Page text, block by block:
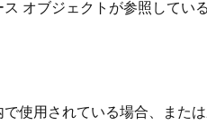
オブジェクトが参照してい
使用されている場合、また